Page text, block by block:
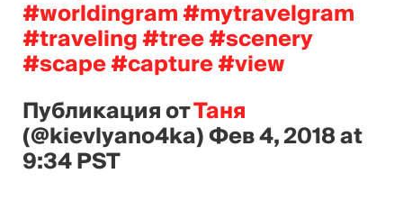
#worldingram #mytravelgram
#traveling #tree #scenery
#scape #capture #view
Публикация отТаня
(@kievlyano4ka)Фев 4, 2018 at
9:34 PST